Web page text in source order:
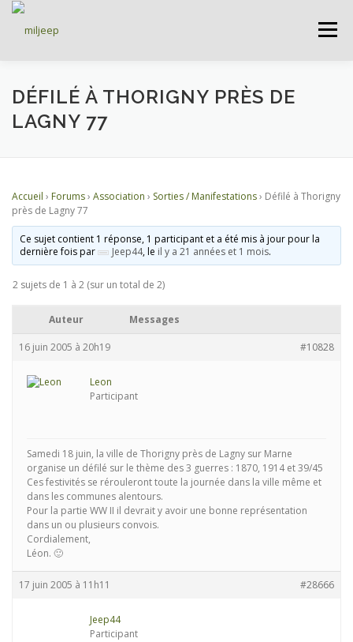
Menu
ACCUEIL ARTICLES PETITES ANNONCES
DOCUMENTATIONS
CONNEXION
DÉFILÉ À THORIGNY PRÈS DE
LAGNY 77
Accueil › Forums› Association › Sorties / Manifestations› Défilé à Thorigny
près de Lagny 77
Ce sujet contient 1 réponse, 1 participant et a été mis à jour pour la
dernière fois par
Jeep44, le il y a 21 années et 1 mois.
2 sujets de 1 à 2 (sur un total de 2)
Auteur Messages
16 juin 2005 à 20h19 #10828
Leon
Participant
Samedi 18 juin, la ville de Thorigny près de Lagny sur Marne
organise un défilé sur le thème des 3 guerres : 1870, 1914 et 39/45
Ces festivités se rérouleront toute la journée dans la ville même et
dans les communes alentours.
Pour la partie WW II il devrait y avoir une bonne représentation
dans un ou plusieurs convois.
Cordialement,
Léon. 🙂
17 juin 2005 à 11h11 #28666
Jeep44
Participant